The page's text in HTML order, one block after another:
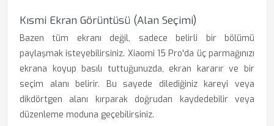
Kısmi Ekran Görüntüsü (Alan Seçimi)
Bazen tüm ekranı değil, sadece belirli bir bölümü
paylaşmak isteyebilirsiniz. Xiaomi 15 Pro'da üç parmağınızı
ekrana koyup basılı tuttuğunuzda, ekran kararır ve bir
seçim alanı belirir. Bu sayede dilediğiniz kareyi veya
dikdörtgen alanı kırparak doğrudan kaydedebilir veya
düzenleme moduna geçebilirsiniz.